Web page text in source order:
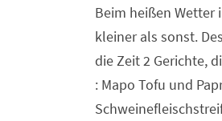
Beim heißen Wetter
kleiner als sonst.
die Zeit 2 Gerichte,
: Mapo Tofu und